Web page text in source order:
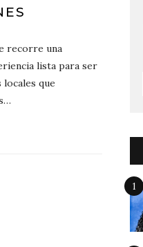
recorre una
lista para ser
que
1